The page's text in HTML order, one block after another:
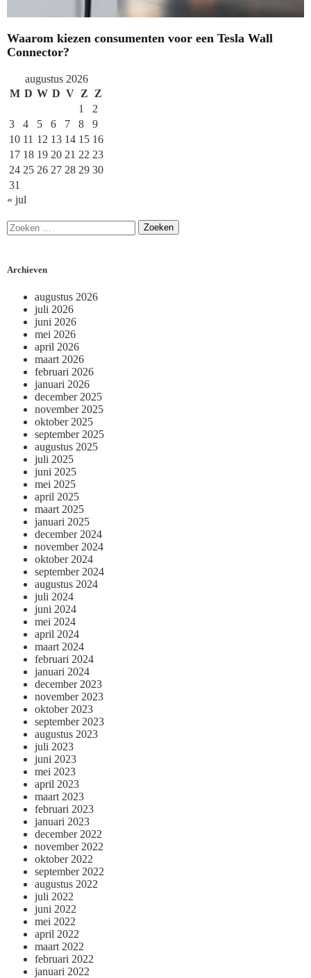
Waarom kiezen consumenten voor een Tesla Wall
Connector?
augustus 2026
M D W D V Z Z
1
2
3
4 5 6 7 8
9
10 11 12 13 14 15 16
17 18 19 20 21 22 23
24 25 26 27 28 29 30
31
« jul
Archieven
augustus 2026
juli 2026
juni 2026
mei 2026
april 2026
maart 2026
februari 2026
januari 2026
december 2025
november 2025
oktober 2025
september 2025
augustus 2025
juli 2025
juni 2025
mei 2025
april 2025
maart 2025
januari 2025
december 2024
november 2024
oktober 2024
september 2024
augustus 2024
juli 2024
juni 2024
mei 2024
april 2024
maart 2024
februari 2024
januari 2024
december 2023
november 2023
oktober 2023
september 2023
augustus 2023
juli 2023
juni 2023
mei 2023
april 2023
maart 2023
februari 2023
januari 2023
december 2022
november 2022
oktober 2022
september 2022
augustus 2022
juli 2022
juni 2022
mei 2022
april 2022
maart 2022
februari 2022
januari 2022